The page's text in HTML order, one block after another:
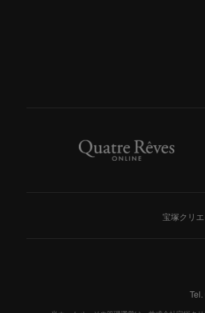
宝塚クリ